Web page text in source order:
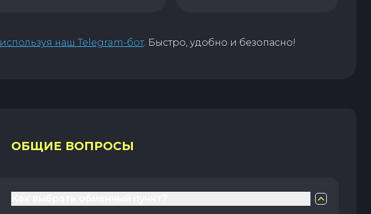
используя наш Telegram-бот. Быстро, удобно и безопасно!
ОБЩИЕ ВОПРОСЫ